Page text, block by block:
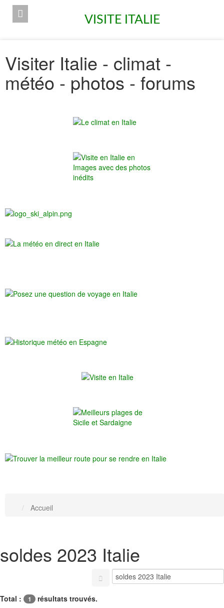
VISITE ITALIE
Visiter Italie - climat -
météo - photos - forums
Accueil
soldes 2023 Italie
Total : 1 résultats trouvés.